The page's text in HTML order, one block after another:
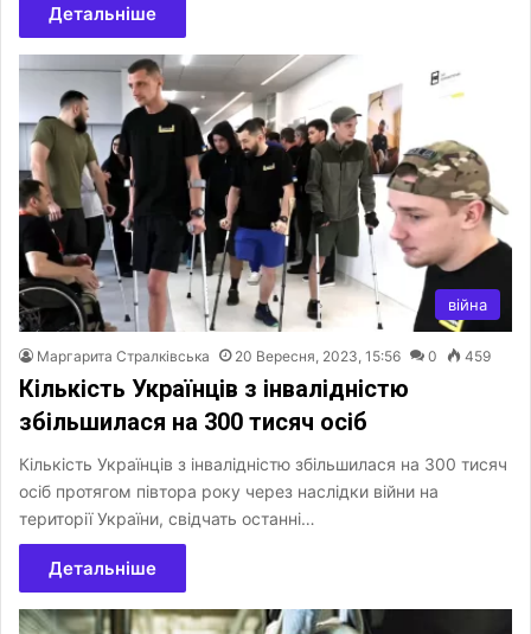
Детальніше
війна
Маргарита Стралківська 20 Вересня, 2023, 15:56 0 459
Кількість Українців з інвалідністю
збільшилася на 300 тисяч осіб
Кількість Українців з інвалідністю збільшилася на 300 тисяч
осіб протягом півтора року через наслідки війни на
території України, свідчать останні…
Детальніше